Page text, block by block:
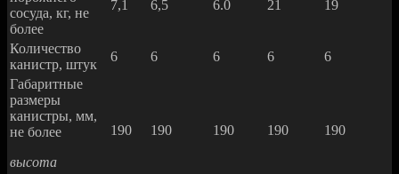
сосуда, кг, не
более
7,1 6,5 6.0 21 19
Количество
канистр, штук
6 6 6 6
6
Габаритные
размеры
канистры, мм,
не более
высота
190 190 190 190 190